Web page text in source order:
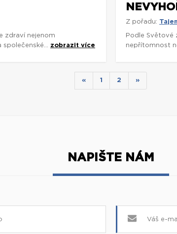
zdraví nejenom
zobrazit více
Z pořadu:
Podle Světové
nepřítomnost
« 1 2 »
NAPIŠTE NÁM